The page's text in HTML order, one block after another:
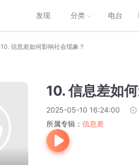
发现 分类 电台
10. 信息差如何影响社会现象？
10. 信息差如
2025-05-10 16:24:00
所属专辑： 信息差